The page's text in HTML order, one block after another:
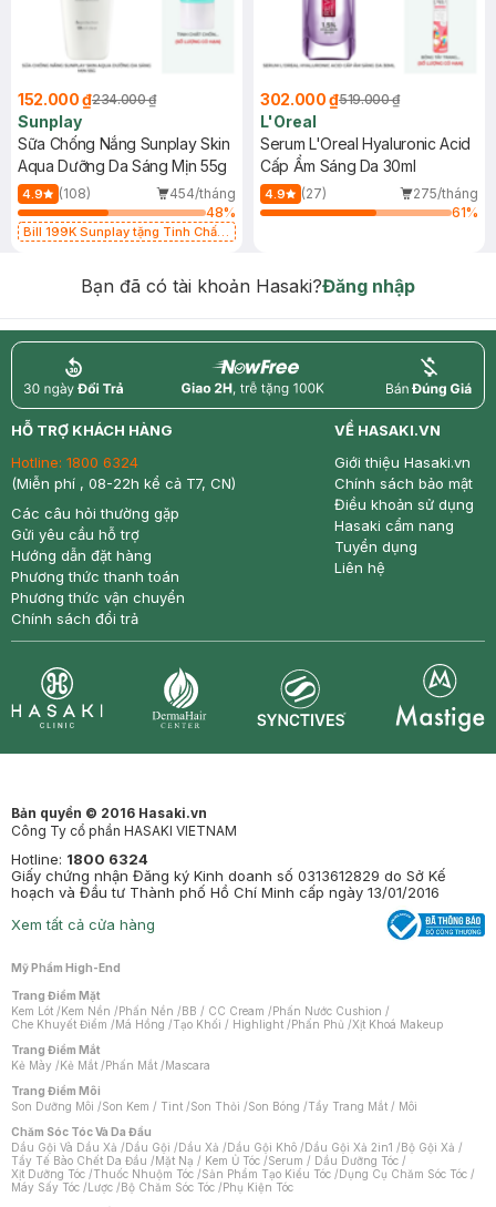
152.000 ₫234.000 ₫
Sunplay
Sữa Chống Nắng Sunplay Skin
Aqua Dưỡng Da Sáng Mịn 55g
4.9 (108)
454/tháng
48%
Bill 199K Sunplay tặng Tinh Chất
302.000 ₫519.000 ₫
L'Oreal
Serum L'Oreal Hyaluronic Acid
Cấp Ẩm Sáng Da 30ml
4.9 (27)
275/tháng
61%
Bạn đã có tài khoản Hasaki?Đăng nhập
return nowfree price
HỖ TRỢ KHÁCH HÀNG
Hotline: 1800 6324
(Miễn phí , 08-22h kể cả T7, CN)
Các câu hỏi thường gặp
Gửi yêu cầu hỗ trợ
Hướng dẫn đặt hàng
Phương thức thanh toán
Phương thức vận chuyển
Chính sách đổi trả
VỀ HASAKI.VN
Giới thiệu Hasaki.vn
Chính sách bảo mật
Điều khoản sử dụng
Hasaki cẩm nang
Tuyển dụng
Liên hệ
Bản quyền © 2016 Hasaki.vn
Công Ty cổ phần HASAKI VIETNAM
Hotline: 1800 6324
Giấy chứng nhận Đăng ký Kinh doanh số 0313612829 do Sở Kế
hoạch và Đầu tư Thành phố Hồ Chí Minh cấp ngày 13/01/2016
Xem tất cả cửa hàng
Mỹ Phẩm High-End
Trang Điểm Mặt
Kem Lót /Kem Nền /Phấn Nền /BB / CC Cream /Phấn Nước Cushion /
Che Khuyết Điểm /Má Hồng /Tạo Khối / Highlight /Phấn Phủ /Xịt Khoá Makeup
Trang Điểm Mắt
Kẻ Mày /Kẻ Mắt /Phấn Mắt /Mascara
Trang Điểm Môi
Son Dưỡng Môi /Son Kem / Tint /Son Thỏi /Son Bóng /Tẩy Trang Mắt / Môi
Chăm Sóc Tóc Và Da Đầu
Dầu Gội Và Dầu Xả /Dầu Gội /Dầu Xả /Dầu Gội Khô /Dầu Gội Xả 2in1 /Bộ Gội Xả /
Tẩy Tế Bào Chết Da Đầu /Mặt Nạ / Kem Ủ Tóc /Serum / Dầu Dưỡng Tóc /
Xịt Dưỡng Tóc /Thuốc Nhuộm Tóc /Sản Phẩm Tạo Kiểu Tóc /Dụng Cụ Chăm Sóc Tóc /
Máy Sấy Tóc /Lược /Bộ Chăm Sóc Tóc /Phụ Kiện Tóc